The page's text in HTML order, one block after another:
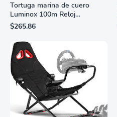
Tortuga marina de cuero
Luminox 100m Reloj
analógico de cuarzo
resistente al agua
$265.86